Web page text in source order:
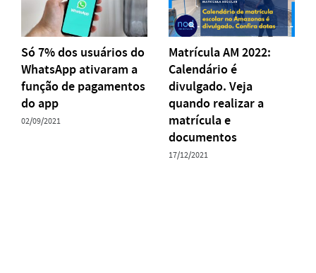
Só 7% dos usuários do
WhatsApp ativaram a
função de pagamentos
do app
02/09/2021
Matrícula AM 2022:
Calendário é
divulgado. Veja
quando realizar a
matrícula e
documentos
17/12/2021